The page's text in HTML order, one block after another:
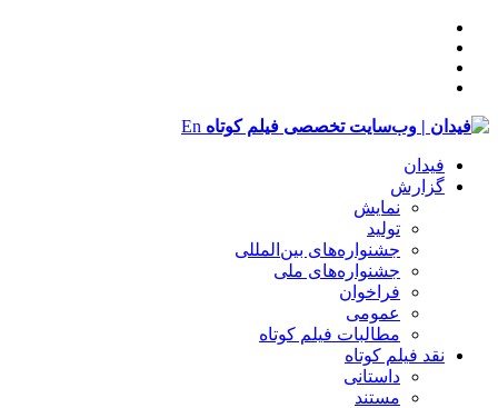
En
فیدان
گزارش
نمایش
تولید
‌‌جشنواره‌های بین‌المللی
جشنواره‌های ملی
فراخوان
عمومی
مطالبات فیلم کوتاه
نقد فیلم کوتاه
داستانی
مستند